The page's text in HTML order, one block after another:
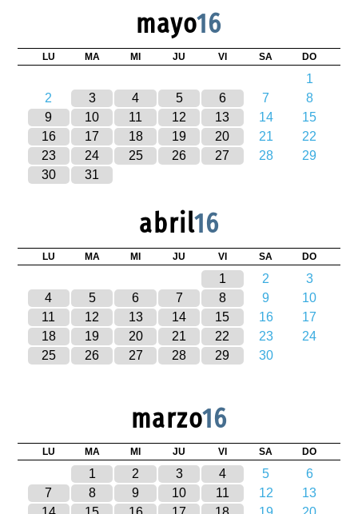
mayo16
LU MA MI JU VI SA DO
1
2
3 4 5 6 7
8
9
10 11 12 13 14
15
16
17 18 19 20 21
22
23
24 25 26 27 28
29
30
31
abril16
LU MA MI JU VI SA DO
1 2
3
4
5 6 7 8 9
10
11
12 13 14 15 16
17
18
19 20 21 22 23
24
25
26 27 28 29 30
marzo16
LU MA MI JU VI SA DO
1 2 3 4 5
6
7
8 9 10 11 12
13